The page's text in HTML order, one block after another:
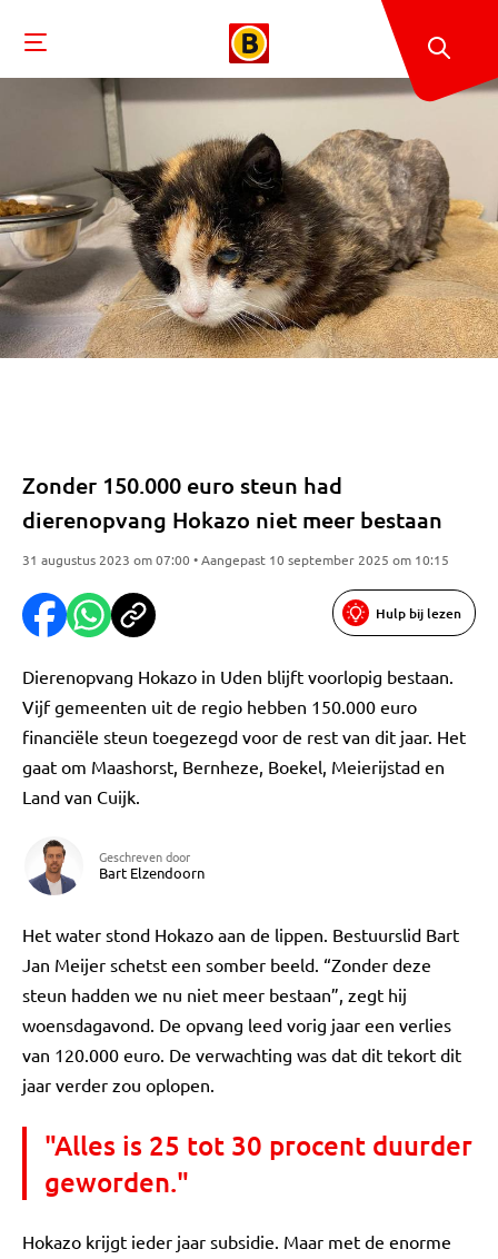
Zonder 150.000 euro steun had
dierenopvang Hokazo niet meer bestaan
31 augustus 2023 om 07:00 • Aangepast 10 september 2025 om 10:15
Hulp bij lezen
Dierenopvang Hokazo in Uden blijft voorlopig bestaan.
Vijf gemeenten uit de regio hebben 150.000 euro
financiële steun toegezegd voor de rest van dit jaar. Het
gaat om Maashorst, Bernheze, Boekel, Meierijstad en
Land van Cuijk.
Geschreven door
Bart Elzendoorn
Het water stond Hokazo aan de lippen. Bestuurslid Bart
Jan Meijer schetst een somber beeld. “Zonder deze
steun hadden we nu niet meer bestaan”, zegt hij
woensdagavond. De opvang leed vorig jaar een verlies
van 120.000 euro. De verwachting was dat dit tekort dit
jaar verder zou oplopen.
"Alles is 25 tot 30 procent duurder
geworden."
Hokazo krijgt ieder jaar subsidie. Maar met de enorme